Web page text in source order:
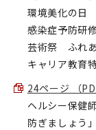
環境美化の日
感染症予防研
芸術祭 ふれ
キャリア教育
24ページ （
ヘルシー保健
防ぎましょう」